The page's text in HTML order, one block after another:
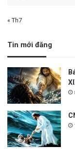
« Th7
Tin mới đăng